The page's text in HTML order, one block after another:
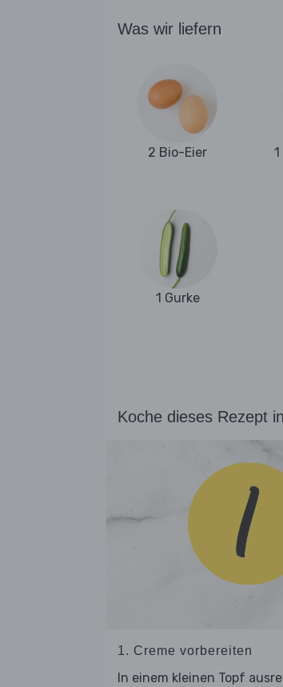
Was wir liefern
2 Bio-Eier
1 Gurke
Koche dieses Rezept
1. Creme vorbereiten
In einem kleinen Topf